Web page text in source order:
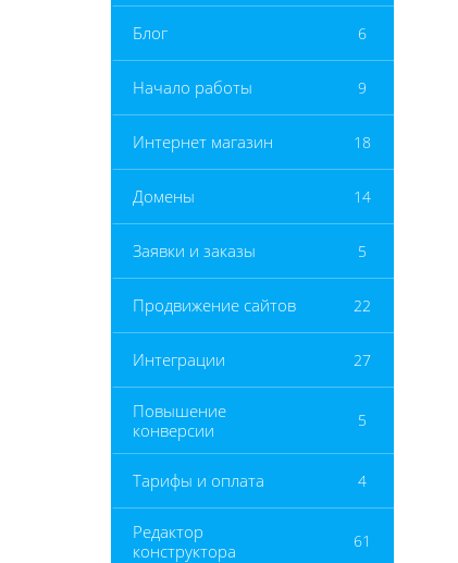
Блог 6
Начало работы 9
Интернет магазин 18
Домены 14
Заявки и заказы 5
Продвижение сайтов 22
Интеграции 27
Повышение
конверсии
5
Тарифы и оплата 4
Редактор
конструктора
61